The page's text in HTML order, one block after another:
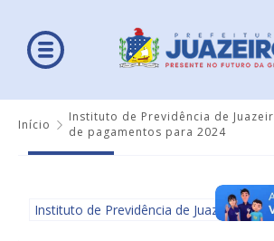
Início
Instituto de Previdência de
de pagamentos para 2024
Instituto de Previdência de Juazeiro - IPJ